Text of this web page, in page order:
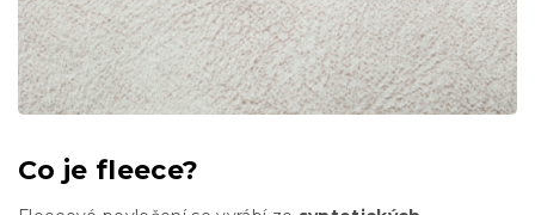
Co je fleece?